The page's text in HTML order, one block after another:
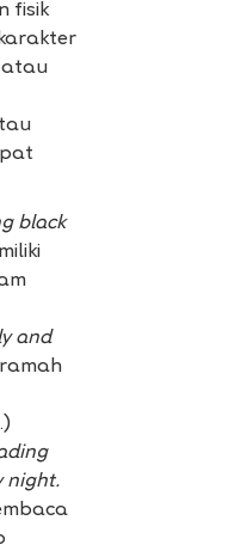
fisik
atau
black
and
night.